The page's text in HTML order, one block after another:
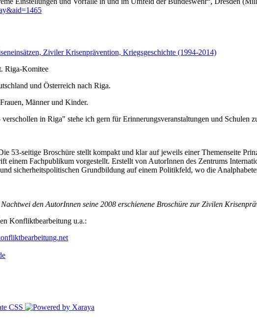
Ziviler Krisenprävention, Kriegsgeschichte (1994-2014)
Riga-Komitee
und Österreich nach Riga.
Männer und Kinder.
in Riga" stehe ich gern für Erinnerungsveranstaltungen und Schulen
53-seitige Broschüre stellt kompakt und klar auf jeweils einer Themenseite
Fachpublikum vorgestellt. Erstellt von AutorInnen des Zentrums
sicherheitspolitischen Grundbildung auf einem Politikfeld, wo die
den AutorInnen seine 2008 erschienene Broschüre zur Zivilen
Konfliktbearbeitung u.a.: